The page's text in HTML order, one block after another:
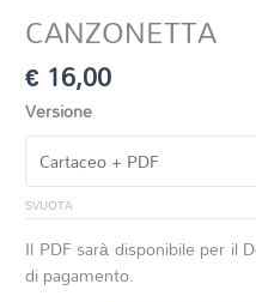
CANZONETTA
€ 16,00
Versione
SVUOTA
Il PDF sarà disponibile per il
di pagamento.